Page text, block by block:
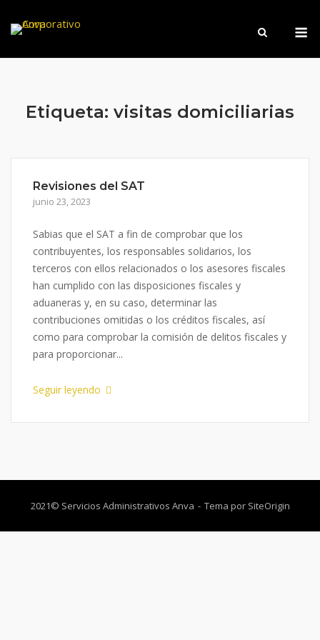
Etiqueta: visitas domiciliarias
Revisiones del SAT
junio 23, 2023
Sabias que el SAT a fin de comprobar que los
contribuyentes, los responsables solidarios, los
terceros con ellos relacionados o los asesores fiscales
han cumplido con las disposiciones fiscales y
aduaneras y, en su caso, determinar las
contribuciones omitidas o los créditos fiscales, así
como para comprobar la comisión de delitos fiscales y
para proporcionar...
Seguir leyendo
2021© Servicios Administrativos Anva Tema por SiteOrigin